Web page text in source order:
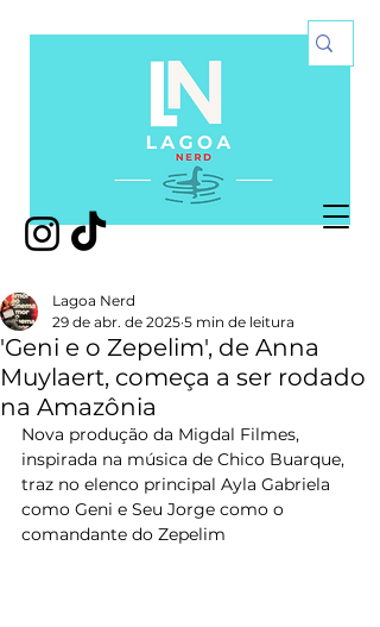
'Geni e o Zepelim', de Anna
Muylaert, começa a ser rodado
na Amazônia
Lagoa Nerd
29 de abr. de 2025 5 min de leitura
Nova produção da Migdal Filmes,
inspirada na música de Chico Buarque,
traz no elenco principal Ayla Gabriela
como Geni e Seu Jorge como o
comandante do Zepelim